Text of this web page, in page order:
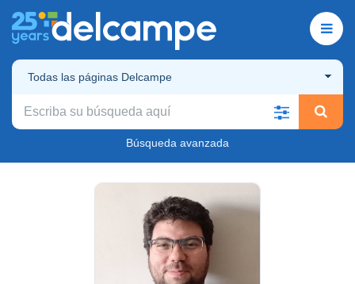
Todas las páginas Delcampe
Búsqueda avanzada